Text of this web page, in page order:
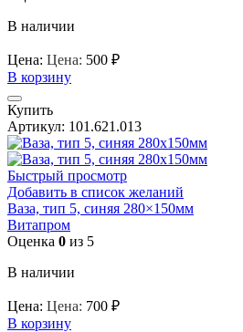
В наличии
Цена: Цена: 500 ₽
В корзину
Купить
Артикул: 101.621.013
Быстрый просмотр
Добавить в список желаний
Ваза, тип 5, синяя 280×150мм
Витапром
Оценка 0 из 5
В наличии
Цена: Цена: 700 ₽
В корзину